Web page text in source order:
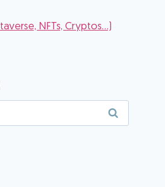
NFTs, Cryptos...)